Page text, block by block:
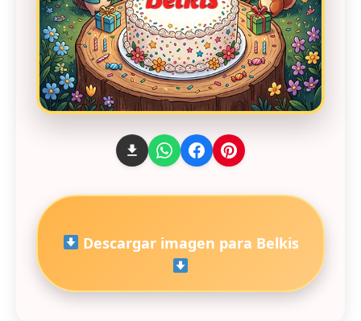
Descargar imagen para Belkis